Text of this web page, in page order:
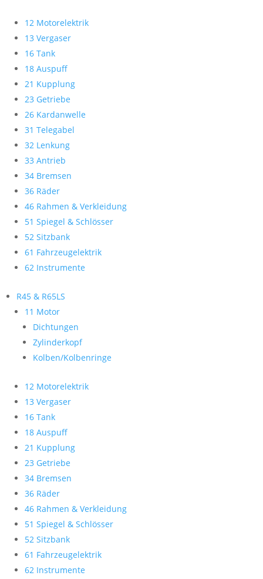
12 Motorelektrik
13 Vergaser
16 Tank
18 Auspuff
21 Kupplung
23 Getriebe
26 Kardanwelle
31 Telegabel
32 Lenkung
33 Antrieb
34 Bremsen
36 Räder
46 Rahmen & Verkleidung
51 Spiegel & Schlösser
52 Sitzbank
61 Fahrzeugelektrik
62 Instrumente
R45 & R65LS
11 Motor
Dichtungen
Zylinderkopf
Kolben/Kolbenringe
12 Motorelektrik
13 Vergaser
16 Tank
18 Auspuff
21 Kupplung
23 Getriebe
34 Bremsen
36 Räder
46 Rahmen & Verkleidung
51 Spiegel & Schlösser
52 Sitzbank
61 Fahrzeugelektrik
62 Instrumente